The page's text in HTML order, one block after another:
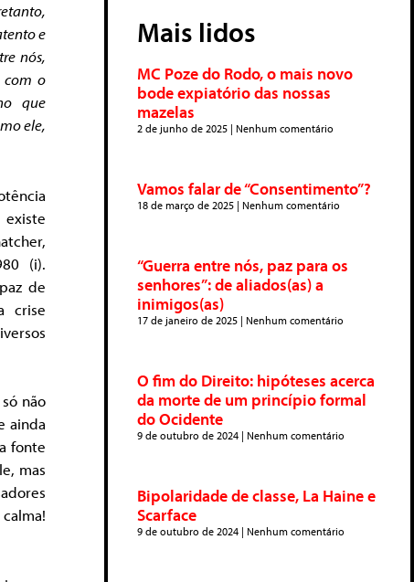
e
nós,
com o
que
ele,
(i).
de
crise
não
ainda
fonte
mas
Mais lidos
MC Poze do Rodo, o mais novo
bode expiatório das nossas
mazelas
2 de junho de 2025 Nenhum comentário
Vamos falar de “Consentimento”?
18 de março de 2025 Nenhum comentário
“Guerra entre nós, paz para os
senhores”: de aliados(as) a
inimigos(as)
17 de janeiro de 2025 Nenhum comentário
O fim do Direito: hipóteses acerca
da morte de um princípio formal
do Ocidente
9 de outubro de 2024 Nenhum comentário
Bipolaridade de classe, La Haine e
Scarface
9 de outubro de 2024 Nenhum comentário